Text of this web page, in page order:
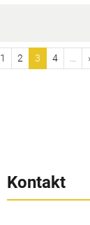
1 2 3 4
Kontakt